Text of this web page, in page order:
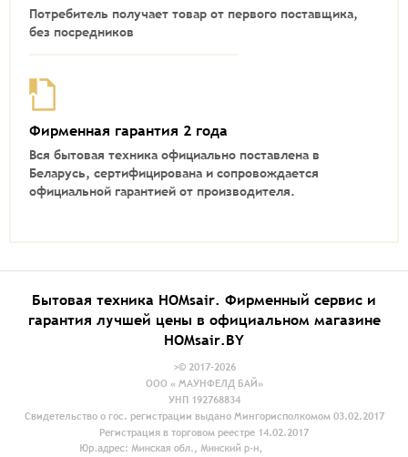
Потребитель получает товар от первого поставщика,
без посредников
Фирменная гарантия 2 года
Вся бытовая техника официально поставлена в
Беларусь, сертифицирована и сопровождается
официальной гарантией от производителя.
Бытовая техника HOMsair. Фирменный сервис и
гарантия лучшей цены в официальном магазине
HOMsair.BY
>© 2017-2026
ООО « МАУНФЕЛД БАЙ»
УНП 192768834
Свидетельство о гос. регистрации выдано Мингорисполкомом 03.02.2017
Регистрация в торговом реестре 14.02.2017